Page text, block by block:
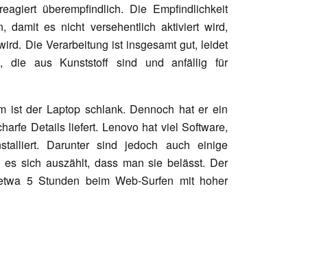
überempfindlich. Die Empfindlichkeit
damit es nicht versehentlich aktiviert wird,
Die Verarbeitung ist insgesamt gut, leidet
die aus Kunststoff sind und anfällig für
ist der Laptop schlank. Dennoch hat er ein
Details liefert. Lenovo hat viel Software,
Darunter sind jedoch auch einige
sich auszählt, dass man sie belässt. Der
5 Stunden beim Web-Surfen mit hoher